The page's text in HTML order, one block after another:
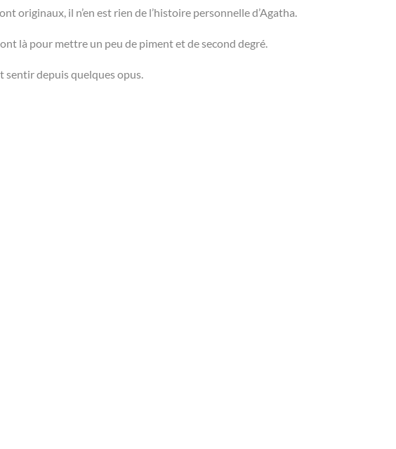
originaux, il n’en est rien de l’histoire personnelle d’Agatha.
là pour mettre un peu de piment et de second degré.
sentir depuis quelques opus.